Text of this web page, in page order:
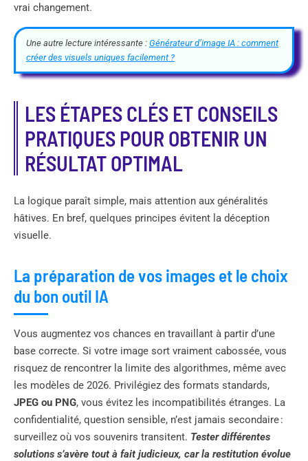
vrai changement.
Une autre lecture intéressante : Générateur d’image IA : comment
créer des visuels uniques facilement ?
LES ÉTAPES CLÉS ET CONSEILS
PRATIQUES POUR OBTENIR UN
RÉSULTAT OPTIMAL
La logique paraît simple, mais attention aux généralités
hâtives. En bref, quelques principes évitent la déception
visuelle.
La préparation de vos images et le choix
du bon outil IA
Vous augmentez vos chances en travaillant à partir d’une
base correcte. Si votre image sort vraiment cabossée, vous
risquez de rencontrer la limite des algorithmes, même avec
les modèles de 2026. Privilégiez des formats standards,
JPEG ou PNG, vous évitez les incompatibilités étranges. La
confidentialité, question sensible, n’est jamais secondaire :
surveillez où vos souvenirs transitent. Tester différentes
solutions s’avère tout à fait judicieux, car la restitution évolue